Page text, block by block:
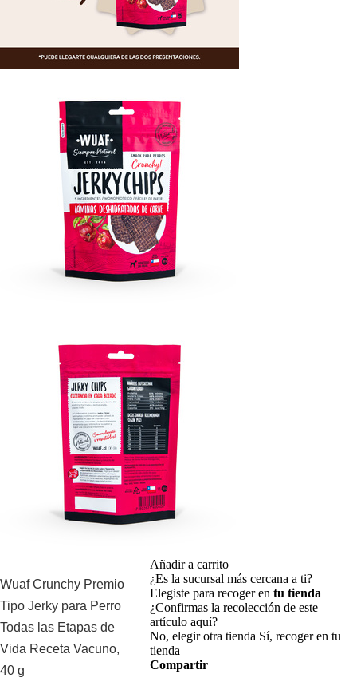
Wuaf Crunchy Premio
Tipo Jerky para Perro
Todas las Etapas de
Vida Receta Vacuno,
40 g
Añadir a carrito
¿Es la sucursal más cercana a ti?
Elegiste para recoger en tu tienda
¿Confirmas la recolección de este
artículo aquí?
No, elegir otra tienda Sí, recoger en tu
tienda
Compartir